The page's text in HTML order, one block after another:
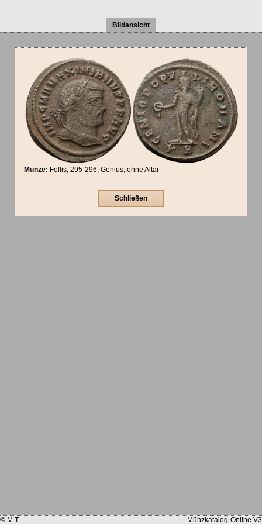
Bildansicht
Münze: Follis, 295-296, Genius, ohne Altar
Schließen
© M.T. Münzkatalog-Online V3